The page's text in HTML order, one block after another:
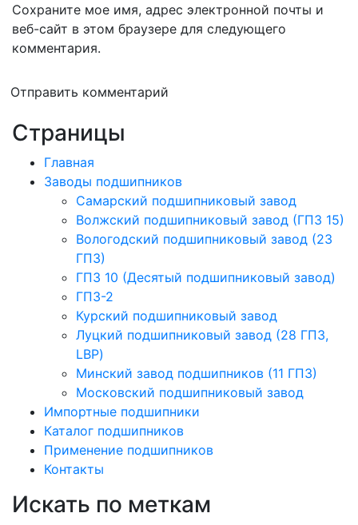
Сохраните мое имя, адрес электронной почты и
веб-сайт в этом браузере для следующего
комментария.
Отправить комментарий
Страницы
Главная
Заводы подшипников
Cамарский подшипниковый завод
Волжский подшипниковый завод (ГПЗ 15)
Вологодский подшипниковый завод (23
ГПЗ)
ГПЗ 10 (Десятый подшипниковый завод)
ГПЗ-2
Курский подшипниковый завод
Луцкий подшипниковый завод (28 ГПЗ,
LBP)
Минский завод подшипников (11 ГПЗ)
Московский подшипниковый завод
Импортные подшипники
Каталог подшипников
Применение подшипников
Контакты
Искать по меткам